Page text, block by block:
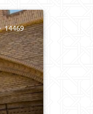
14469